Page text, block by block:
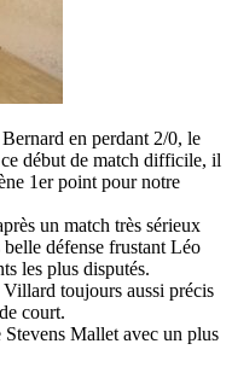
en perdant 2/0, le
début de match difficile, il
1er point pour notre
un match très sérieux
défense frustant Léo
les plus disputés.
toujours aussi précis
court.
Mallet avec un plus